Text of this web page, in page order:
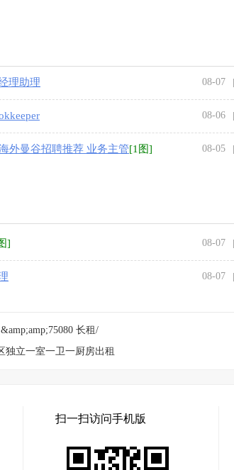
理助理 08-07
08-06
外曼谷招聘推荐 业务主管[1图] 08-05
] 08-07
08-07
长租/
独立一室一卫一厨房出租
扫一扫访问手机版